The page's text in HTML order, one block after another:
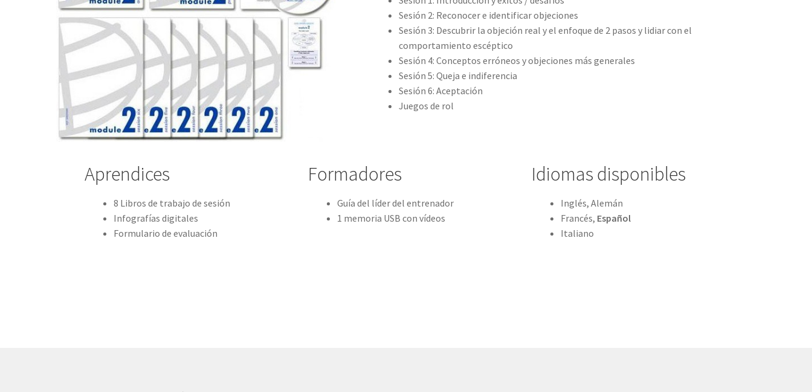
Sesión 2: Reconocer e identificar objeciones
Sesión 3: Descubrir la objeción real y el enfoque de 2 pasos y lidiar con el
comportamiento escéptico
Sesión 4: Conceptos erróneos y objeciones más generales
Sesión 5: Queja e indiferencia
Sesión 6: Aceptación
Juegos de rol
Aprendices
8 Libros de trabajo de sesión
Infografías digitales
Formulario de evaluación
Formadores
Guía del líder del entrenador
1 memoria USB con vídeos
Idiomas disponibles
Inglés, Alemán
Francés, Español
Italiano